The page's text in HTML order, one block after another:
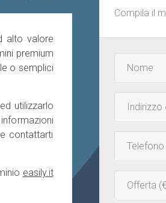
alto valore
premium
o semplici
ed utilizzarlo
contattarti
easily.it
Compila il
Nome
e
Email
Telefono
Inserisci
la